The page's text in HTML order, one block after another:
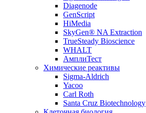
Diagenode
GenScript
HiMedia
SkyGen® NA Extraction
TrueSteady Bioscience
WHALT
АмплиТест
Химические реактивы
Sigma-Aldrich
Yacoo
Carl Roth
Santa Cruz Biotechnology